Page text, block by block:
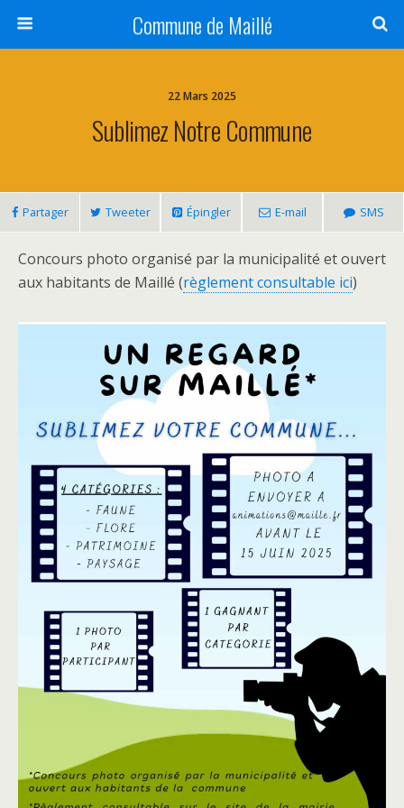
Commune de Maillé
22 Mars 2025
Sublimez Notre Commune
Partager Tweeter Épingler E-mail SMS
Concours photo organisé par la municipalité et ouvert
aux habitants de Maillé (règlement consultable ici)